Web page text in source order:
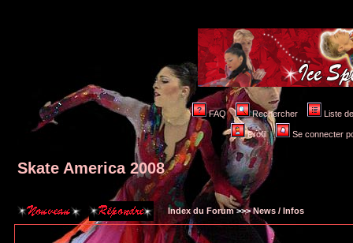
FAQ Rechercher Liste
Profil Se connecter
Skate America 2008
Index du Forum>>>News / Infos